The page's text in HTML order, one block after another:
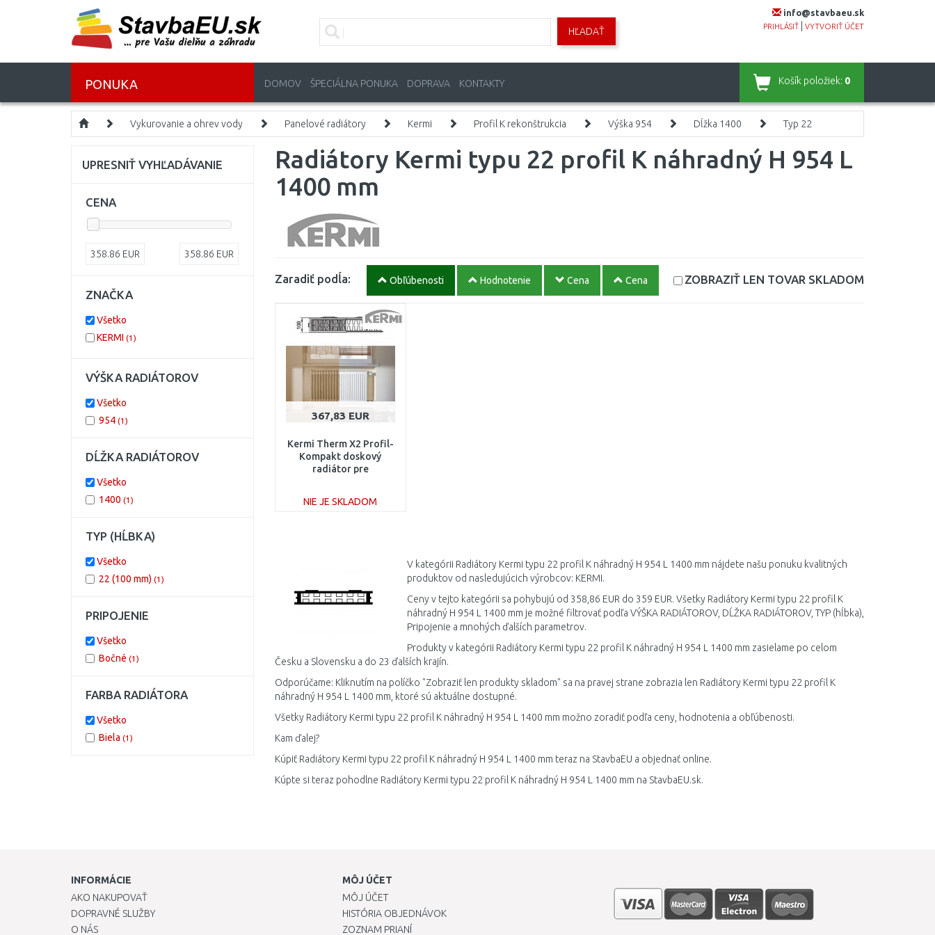
info@stavbaeu.sk
PRIHLÁSIŤ VYTVORIŤ ÚČET
HĽADAŤ
PONUKA DOMOV ŠPECIÁLNA PONUKA DOPRAVA KONTAKTY Košík položiek: 0
Vykurovanie a ohrev vody Panelové radiátory Kermi Profil K rekonštrukcia Výška 954 Dĺžka 1400 Typ 22
Radiátory Kermi typu 22 profil K náhradný H 954 L
1400 mm
Zaradiť podĺa: Obľúbenosti Hodnotenie Cena Cena ZOBRAZIŤ LEN TOVAR SKLADOM
367,83 EUR
Kermi Therm X2 Profil-
Kompakt doskový
radiátor pre
NIE JE SKLADOM
V kategórii Radiátory Kermi typu 22 profil K náhradný H 954 L 1400 mm nájdete našu ponuku kvalitných
produktov od nasledujúcich výrobcov: KERMI.
Ceny v tejto kategórii sa pohybujú od 358,86 EUR do 359 EUR. Všetky Radiátory Kermi typu 22 profil K
náhradný H 954 L 1400 mm je možné filtrovať podľa VÝŠKA RADIÁTOROV, DĹŽKA RADIÁTOROV, TYP (hĺbka),
Pripojenie a mnohých ďalších parametrov.
Produkty v kategórii Radiátory Kermi typu 22 profil K náhradný H 954 L 1400 mm zasielame po celom
Česku a Slovensku a do 23 ďalších krajín.
Odporúčame: Kliknutím na políčko "Zobraziť len produkty skladom" sa na pravej strane zobrazia len Radiátory Kermi typu 22 profil K
náhradný H 954 L 1400 mm, ktoré sú aktuálne dostupné.
Všetky Radiátory Kermi typu 22 profil K náhradný H 954 L 1400 mm možno zoradiť podľa ceny, hodnotenia a obľúbenosti.
Kam ďalej?
Kúpiť Radiátory Kermi typu 22 profil K náhradný H 954 L 1400 mm teraz na StavbaEU a objednať online.
Kúpte si teraz pohodlne Radiátory Kermi typu 22 profil K náhradný H 954 L 1400 mm na StavbaEU.sk.
UPRESNIŤ VYHĽADÁVANIE
CENA
358.86 EUR 358.86 EUR
ZNAČKA
Všetko
KERMI (1)
VÝŠKA RADIÁTOROV
Všetko
954 (1)
DĹŽKA RADIÁTOROV
Všetko
1400 (1)
TYP (HĹBKA)
Všetko
22 (100 mm) (1)
PRIPOJENIE
Všetko
Bočné (1)
FARBA RADIÁTORA
Všetko
Biela (1)
INFORMÁCIE
AKO NAKUPOVAŤ
DOPRAVNÉ SLUŽBY
O NÁS
MÔJ ÚČET
MÔJ ÚČET
HISTÓRIA OBJEDNÁVOK
ZOZNAM PRIANÍ